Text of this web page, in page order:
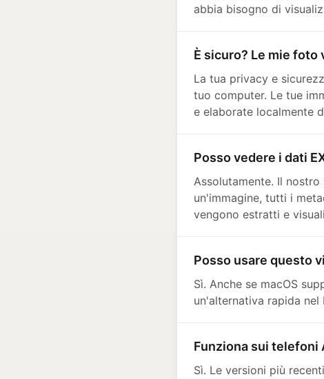
abbia bisogno di
È sicuro? Le mie foto
La tua privacy e
tuo computer. Le tue
e elaborate localmente
Posso vedere i dati
Assolutamente. Il
un'immagine, tutti i
vengono estratti e
Posso usare questo
Sì. Anche se macOS
un'alternativa rapida
Funziona sui telefoni
Sì. Le versioni più